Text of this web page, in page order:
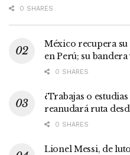
0 SHARES
México recupera
en Perú; su
0 SHARES
¿Trabajas o
reanudará ruta
0 SHARES
Lionel Messi, de